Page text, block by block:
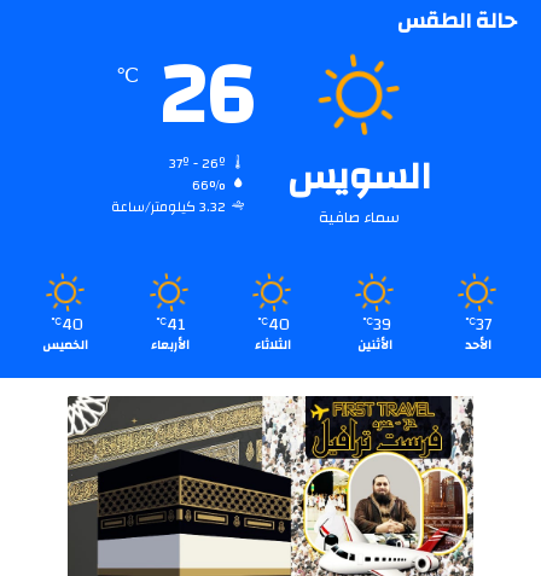
حالة الطقس
السويس
سماء صافية
26
℃
66%
3.32 كيلومتر/ساعة
37
℃
الأحد
39
℃
الأثنين
40
℃
الثلاثاء
41
℃
الأربعاء
40
℃
الخميس